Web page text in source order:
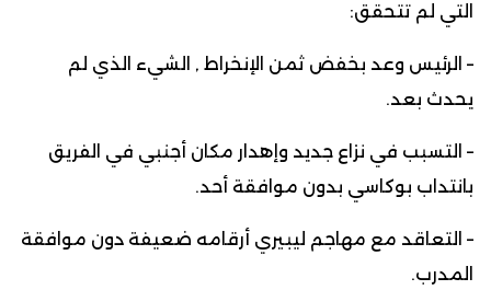
التي لم تتحقق:
– الرئيس وعد بخفض ثمن الإنخراط , الشيء الذي لم
يحدث بعد.
– التسبب في نزاع جديد وإهدار مكان أجنبي في الفريق
بانتداب بوكاسي بدون موافقة أحد.
– التعاقد مع مهاجم ليبيري أرقامه ضعيفة دون موافقة
المدرب.